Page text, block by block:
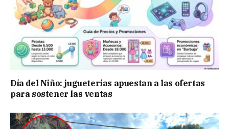
Día del Niño: jugueterías apuestan a las ofertas
para sostener las ventas